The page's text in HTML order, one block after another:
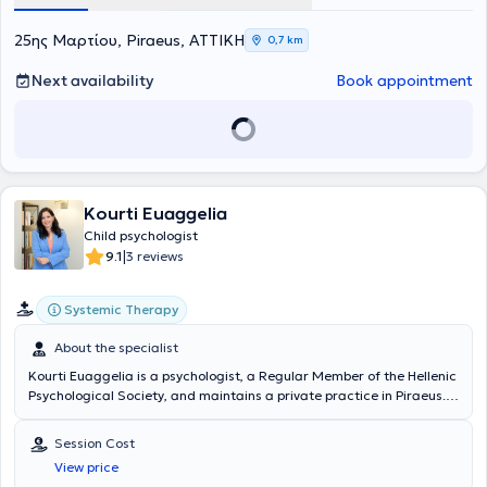
25ης Μαρτίου, Piraeus, ΑΤΤΙΚΗ 0,7 km
Next availability Book appointment
Kourti Euaggelia
Child psychologist
9.1|3 reviews
Systemic Therapy
About the specialist
Kourti Euaggelia is a psychologist, a Regular Member of the Hellenic
Psychological Society, and maintains a private practice in Piraeus.
of Athens and attended the Clinical Psychopathology program at
the Research University Institute of Mental Health Hygiene of
Aiginiteio Hospital. She holds a postgraduate degree in Special
Session Cost
View price